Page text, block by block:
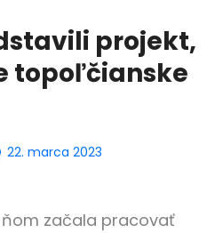
projekt,
topoľčianske
22. marca 2023
začala pracovať